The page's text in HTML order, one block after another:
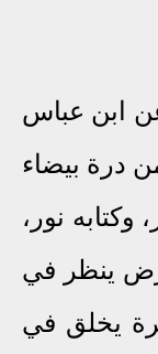
ابن عباس
درة بيضاء
وكتابه نور،
ينظر في
يخلق في